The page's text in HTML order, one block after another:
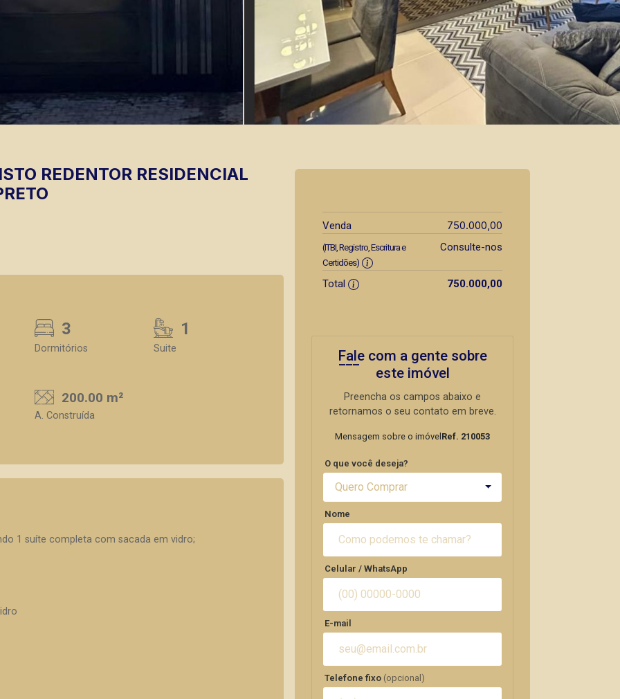
REDENTOR RESIDENCIAL
3
Dormitórios
1
Suite
200.00 m²
A. Construída
1 suíte completa com sacada em vidro;
Venda 750.000,00
(ITBI, Registro, Escritura e
Certidões)
Consulte-nos
Total 750.000,00
Fale com a gente sobre
este imóvel
Preencha os campos abaixo e
retornamos o seu contato em breve.
Mensagem sobre o imóvel Ref. 210053
O que você deseja?
Quero Comprar
Nome
Celular / WhatsApp
E-mail
Telefone fixo (opcional)